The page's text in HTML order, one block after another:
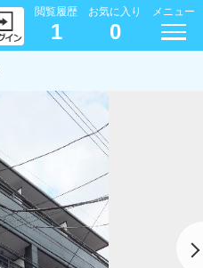
閲覧履歴
1
お気に入り
0
メニュー